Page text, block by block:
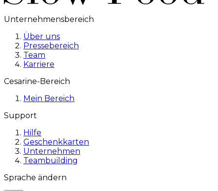
Unternehmensbereich
Über uns
Pressebereich
Team
Karriere
Cesarine-Bereich
Mein Bereich
Support
Hilfe
Geschenkkarten
Unternehmen
Teambuilding
Sprache ändern